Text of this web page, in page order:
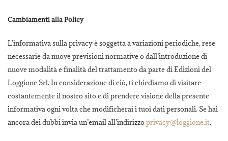
Cambiamenti alla Policy
L’informativa sulla privacy è soggetta a variazioni periodiche, rese
necessarie da nuove previsioni normative o dall’introduzione di
nuove modalità e finalità del trattamento da parte di Edizioni del
Loggione Srl. In considerazione di ciò, ti chiediamo di visitare
costantemente il nostro sito e di prendere visione della presente
informativa ogni volta che modificherai i tuoi dati personali. Se hai
ancora dei dubbi invia un’email all’indirizzo privacy@loggione.it.